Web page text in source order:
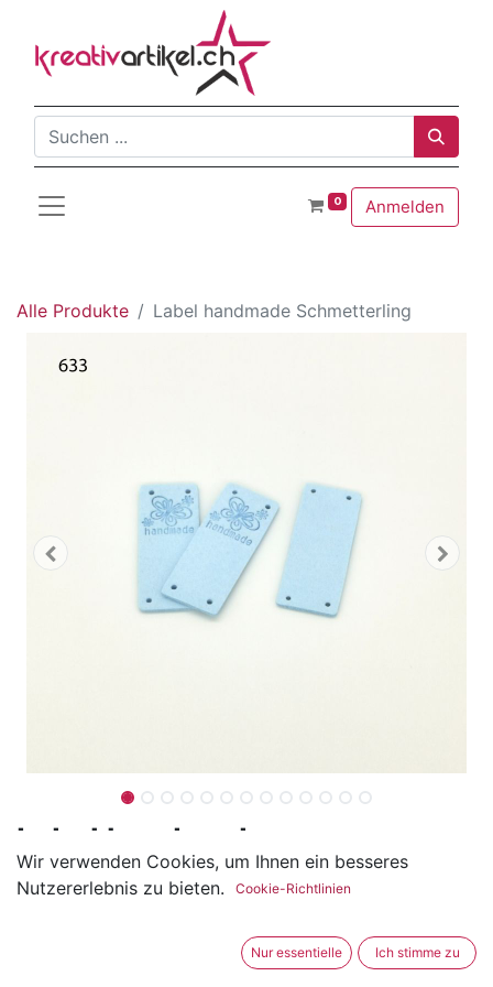
0 Anmelden
Alle Produkte Label handmade Schmetterling
Label handmade
Schmetterling
Die Labels sind zum Annähen an Kanten.
Wir verwenden Cookies, um Ihnen ein besseres
Nutzererlebnis zu bieten.
Cookie-Richtlinien
Nur essentielle Ich stimme zu